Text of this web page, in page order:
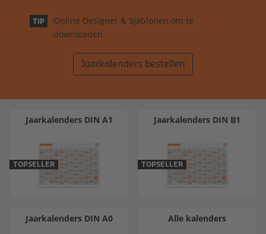
TIP
Online Designer & Sjablonen om te
downloaden
Jaarkalenders bestellen
Jaarkalenders DIN A1
TOPSELLER
Jaarkalenders DIN B1
TOPSELLER
Jaarkalenders DIN A0 Alle kalenders